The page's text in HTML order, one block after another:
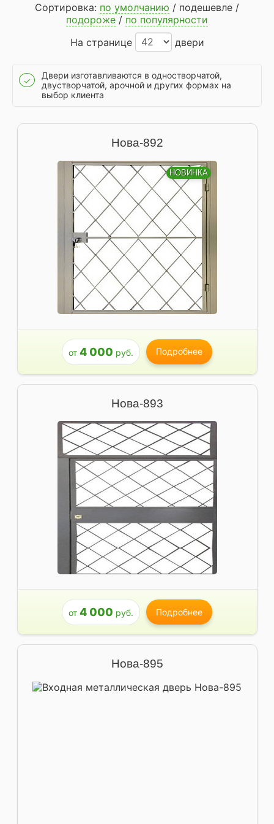
Сортировка: по умолчанию / подешевле /
подороже / по популярности
На странице
двери
✓
Двери изготавливаются в одностворчатой,
двустворчатой, арочной и других формах на
выбор клиента
Нова-892
НОВИНКА
от 4 000 руб. Подробнее
Нова-893
от 4 000 руб. Подробнее
Нова-895